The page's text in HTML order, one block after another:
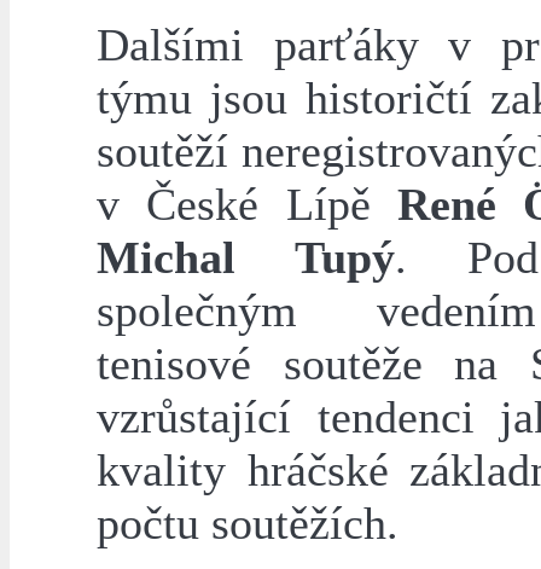
Dalšími parťáky v
týmu jsou historičtí
soutěží
v České Lípě René
Michal Tupý.
společným
tenisové soutěže na
vzrůstající tendenci
kvality hráčské
počtu soutěžích.